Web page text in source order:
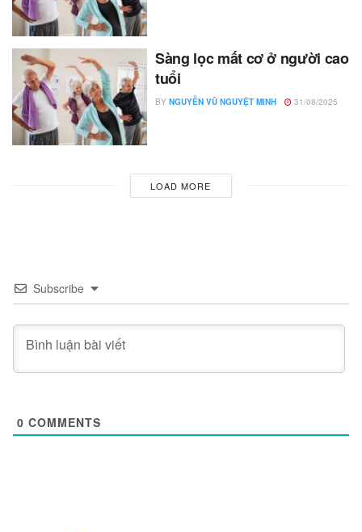
Sàng lọc mất cơ ở người cao
tuổi
BY NGUYỄN VŨ NGUYỆT MINH 31/08/2025
LOAD MORE
Subscribe
0 COMMENTS